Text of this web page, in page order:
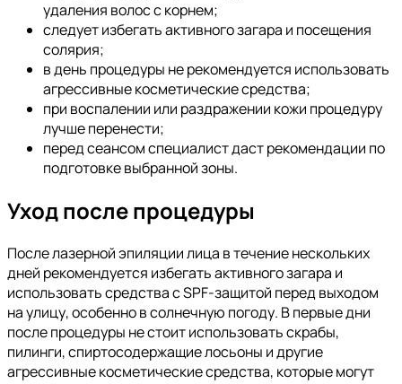
удаления волос с корнем;
следует избегать активного загара и посещения
солярия;
в день процедуры не рекомендуется использовать
агрессивные косметические средства;
при воспалении или раздражении кожи процедуру
лучше перенести;
перед сеансом специалист даст рекомендации по
подготовке выбранной зоны.
Уход после процедуры
После лазерной эпиляции лица в течение нескольких
дней рекомендуется избегать активного загара и
использовать средства с SPF-защитой перед выходом
на улицу, особенно в солнечную погоду. В первые дни
после процедуры не стоит использовать скрабы,
пилинги, спиртосодержащие лосьоны и другие
агрессивные косметические средства, которые могут